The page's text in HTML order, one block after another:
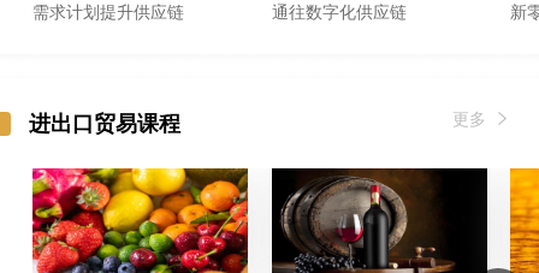
需求计划提升供应链 通往数字化供应链
进出口贸易课程 更多